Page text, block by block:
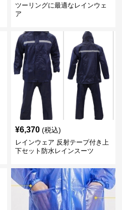
ツーリングに最適なレインウェ
ア
¥6,370 (税込)
レインウェア 反射テープ付き上
下セット防水レインスーツ